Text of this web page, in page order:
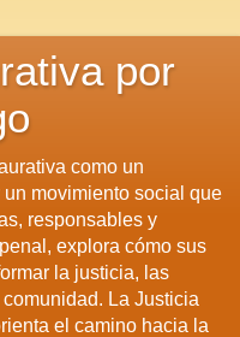
por
como un
movimiento social que
responsables y
explora cómo sus
la justicia, las
La Justicia
el camino hacia la